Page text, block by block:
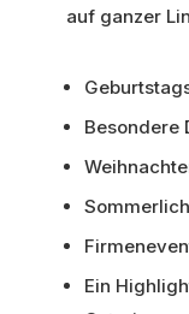
auf ganzer
Besondere
Ein